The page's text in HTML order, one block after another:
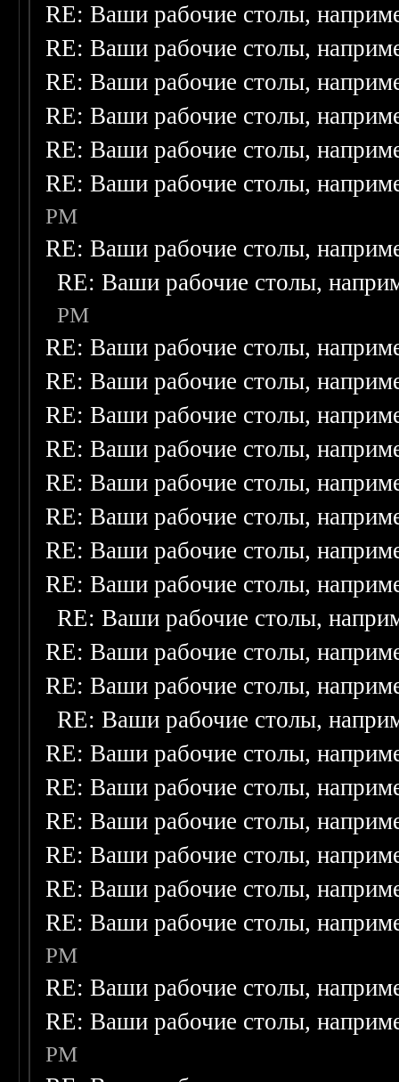
RE: Ваши рабочие столы,
RE: Ваши рабочие столы,
RE: Ваши рабочие столы,
RE: Ваши рабочие столы,
RE: Ваши рабочие столы,
RE: Ваши рабочие столы,
PM
RE: Ваши рабочие столы,
RE: Ваши рабочие столы,
PM
RE: Ваши рабочие столы,
RE: Ваши рабочие столы,
RE: Ваши рабочие столы,
RE: Ваши рабочие столы,
RE: Ваши рабочие столы,
RE: Ваши рабочие столы,
RE: Ваши рабочие столы,
RE: Ваши рабочие столы,
RE: Ваши рабочие столы,
RE: Ваши рабочие столы,
RE: Ваши рабочие столы,
RE: Ваши рабочие столы,
RE: Ваши рабочие столы,
RE: Ваши рабочие столы,
RE: Ваши рабочие столы,
RE: Ваши рабочие столы,
RE: Ваши рабочие столы,
RE: Ваши рабочие столы,
PM
RE: Ваши рабочие столы,
RE: Ваши рабочие столы,
PM